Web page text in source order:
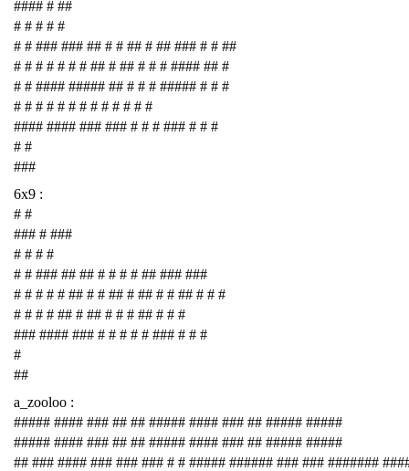
#### # ##
# # # # #
# # ### ### ## # # ## # ## ### # # ##
# # # # # # # ## # ## # # # #### ## #
# # #### ##### ## # # # ##### # # #
# # # # # # # # # # # # #
#### #### ### ### # # # ### # # #
# #
###
6x9 :
# #
### # ###
# # # #
# # ### ## ## # # # # ## ### ###
# # # # # ## # # ## # ## # # ## # # #
# # # # ## # ## # # # ## # # #
### #### ### # # # # # ### # # #
#
##
a_zooloo :
##### #### ### ## ## ##### #### ### ## ##### #####
##### #### ### ## ## ##### #### ### ## ##### #####
## ### #### ### ### ### # # ##### ###### ### ### #######